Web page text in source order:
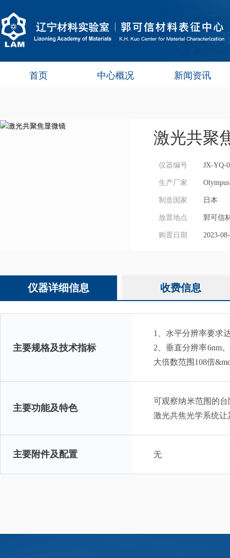
首页 中心概况 新闻资讯
激光共聚
仪器编号 JX-YQ-
生产厂家 Olympus
制造国家 日本
放置地点 郭可信
购置日期 2023-
仪器详细信息 收费信息
主要规格及技术指标
1、水平分辨率要求
2、垂直分辨率6nm
大倍数范围108倍
主要功能及特色
可观察纳米范围的
激光共焦光学系统
主要附件及配置 无